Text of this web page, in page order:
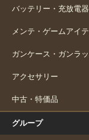
バッテリー・充放電器
メンテ・ゲームアイ
ガンケース・ガンラ
アクセサリー
中古・特価品
グループ